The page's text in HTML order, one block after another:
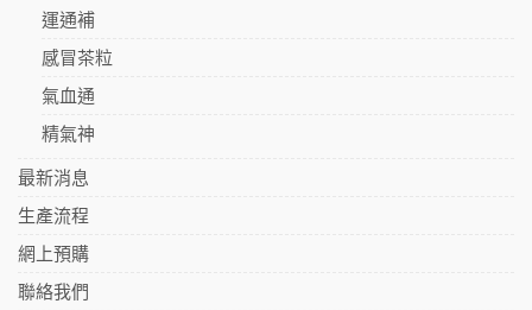
運通補
感冒茶粒
氣血通
精氣神
最新消息
生產流程
網上預購
聯絡我們